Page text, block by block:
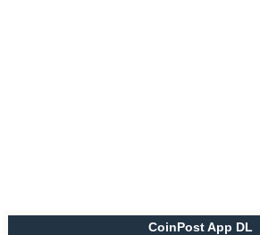
CoinPost App DL